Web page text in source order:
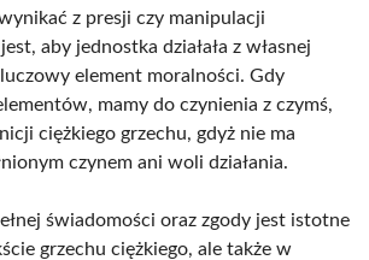
z presji czy manipulacji
aby jednostka działała z własnej
element moralności. Gdy
mamy do czynienia z czymś,
ciężkiego grzechu, gdyż nie ma
czynem ani woli działania.
świadomości oraz zgody jest istotne
grzechu ciężkiego, ale także w